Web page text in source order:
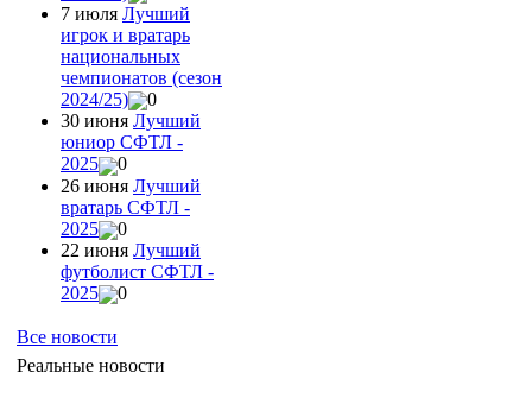
7 июля Лучший
игрок и вратарь
национальных
чемпионатов (сезон
2024/25)
0
30 июня Лучший
юниор СФТЛ -
2025
0
26 июня Лучший
вратарь СФТЛ -
2025
0
22 июня Лучший
футболист СФТЛ -
2025
0
Все новости
Реальные новости